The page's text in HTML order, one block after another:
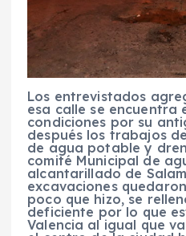
Los entrevistados
esa calle se encuentra
condiciones por su
después los trabajos
de agua potable y
comité Municipal de
alcantarillado de
excavaciones
poco que hizo, se
deficiente por lo que
Valencia al igual que